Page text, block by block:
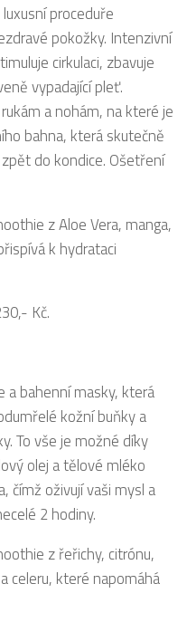
proceduře
pokožky. Intenzivní
cirkulaci, zbavuje
vypadající pleť.
a nohám, na které je
bahna, která skutečně
do kondice. Ošetření
z Aloe Vera, manga,
k hydrataci
Kč.
a bahenní masky, která
kožní buňky a
To vše je možné díky
olej a tělové mléko
čímž oživují vaši mysl a
2 hodiny.
z řeřichy, citrónu,
celeru, které napomáhá